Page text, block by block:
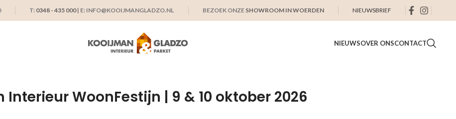
T: 0348 - 435 000| E: INFO@KOOIJMANGLADZO.NL BEZOEK ONZE SHOWROOM IN WOERDEN NIEUWSBRIEF
NIEUWSOVER ONSCONTACT
Interieur WoonFestijn | 9 & 10 oktober 2026